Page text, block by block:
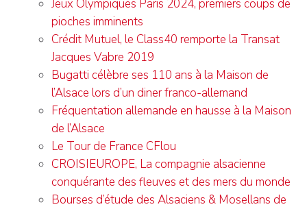
Jeux Olympiques Paris 2024, premiers coups de
pioches imminents
Crédit Mutuel, le Class40 remporte la Transat
Jacques Vabre 2019
Bugatti célèbre ses 110 ans à la Maison de
l’Alsace lors d’un diner franco-allemand
Fréquentation allemande en hausse à la Maison
de l’Alsace
Le Tour de France CFlou
CROISIEUROPE, La compagnie alsacienne
conquérante des fleuves et des mers du monde
Bourses d’étude des Alsaciens & Mosellans de